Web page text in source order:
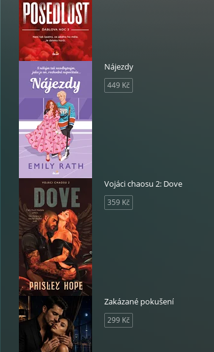
Nájezdy
449 Kč
Vojáci chaosu 2: Dove
359 Kč
Zakázané pokušení
299 Kč